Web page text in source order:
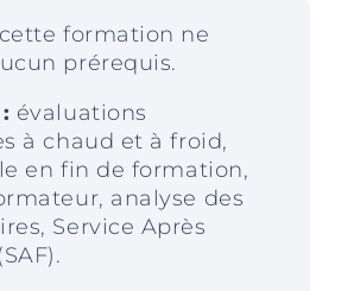
cette formation ne
prérequis.
évaluations
à chaud et à froid,
en fin de formation,
analyse des
Service Après